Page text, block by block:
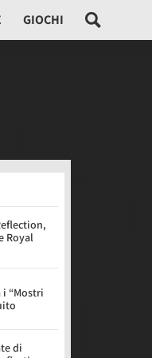
GIOCHI
Royal
“Mostri
di